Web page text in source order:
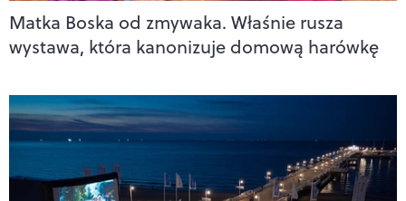
Matka Boska od zmywaka. Właśnie rusza
wystawa, która kanonizuje domową harówkę